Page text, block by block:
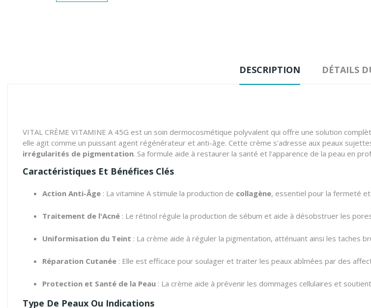
DESCRIPTION DÉTAILS
VITAL CRÈME VITAMINE A 45G est un soin dermocosmétique polyvalent qui offre une solution
elle agit comme un puissant agent régénérateur et anti-âge. Cette crème s'adresse aux peaux
irrégularités de pigmentation. Sa formule aide à restaurer la santé et l'apparence de la peau en
Caractéristiques Et Bénéfices Clés
Action Anti-Âge : La vitamine A stimule la production de collagène, essentiel pour la fermeté
Traitement de l'Acné : Le rétinol régule la production de sébum et aide à désobstruer les
Uniformisation du Teint : La crème aide à réguler la pigmentation, atténuant ainsi les taches
Réparation Cutanée : Elle est efficace pour soulager et traiter les peaux abîmées par des
Protection et Santé de la Peau : La crème aide à prévenir les dommages cellulaires et
Type De Peaux Ou Indications